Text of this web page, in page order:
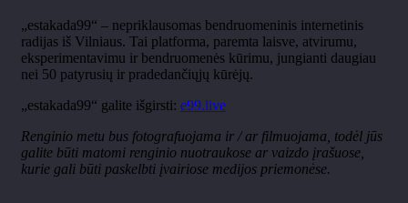
„estakada99“ – nepriklausomas bendruomeninis internetinis
radijas iš Vilniaus. Tai platforma, paremta laisve, atvirumu,
eksperimentavimu ir bendruomenės kūrimu, jungianti daugiau
nei 50 patyrusių ir pradedančiųjų kūrėjų.
„estakada99“ galite išgirsti: e99.live
Renginio metu bus fotografuojama ir / ar filmuojama, todėl jūs
galite būti matomi renginio nuotraukose ar vaizdo įrašuose,
kurie gali būti paskelbti įvairiose medijos priemonėse.